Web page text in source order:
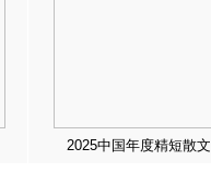
2025中国年度精短散文